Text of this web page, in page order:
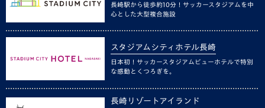
長崎駅から徒歩約10分！サッカースタジアムを中
心とした大型複合施設
スタジアムシティホテル長崎
日本初！サッカースタジアムビューホテルで特別
な感動とくつろぎを。
長崎リゾートアイランド